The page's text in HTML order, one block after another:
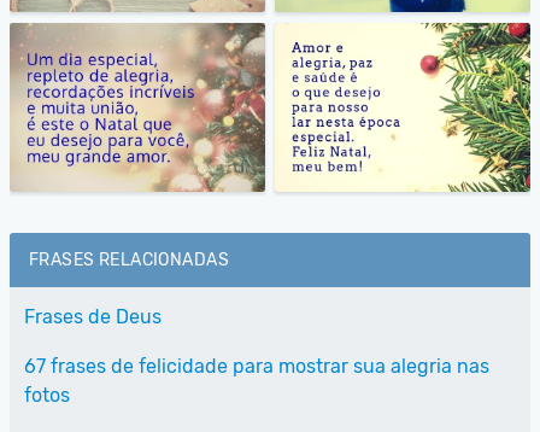
FRASES RELACIONADAS
Frases de Deus
67 frases de felicidade para mostrar sua alegria nas
fotos